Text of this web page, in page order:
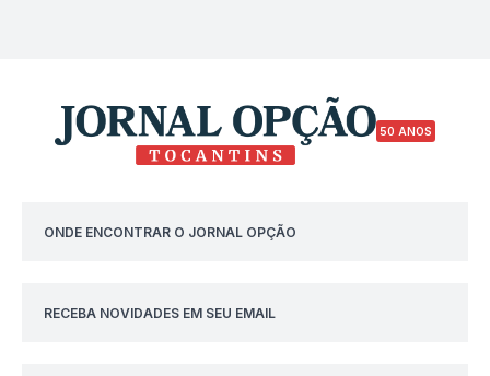
50 ANOS
ONDE ENCONTRAR O JORNAL OPÇÃO
RECEBA NOVIDADES EM SEU EMAIL